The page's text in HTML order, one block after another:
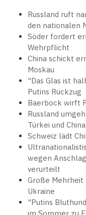
Russland ruft
den nationalen
Söder fordert
Wehrpflicht
China schickt
Moskau
"Das Glas ist
Putins Rückzug
Baerbock wirft
Russland
Türkei und China
Schweiz lädt
wegen
verurteilt
Große
Ukraine
"Putins